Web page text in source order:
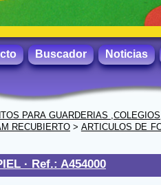
Buscador Noticias
PARA GUARDERIAS
RECUBIERTO > ARTICULOS DE
· Ref.: A454000